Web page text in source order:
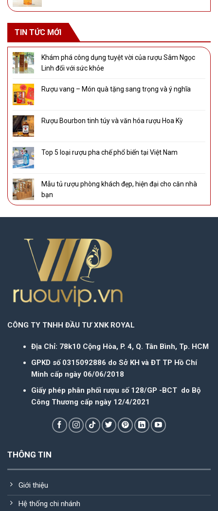
TIN TỨC MỚI
Khám phá công dụng tuyệt vời của rượu Sâm Ngọc
Linh đối với sức khỏe
Rượu vang – Món quà tặng sang trọng và ý nghĩa
Rượu Bourbon tinh túy và văn hóa rượu Hoa Kỳ
Top 5 loại rượu pha chế phổ biến tại Việt Nam
Mẫu tủ rượu phòng khách đẹp, hiện đại cho căn nhà
bạn
CÔNG TY TNHH ĐẦU TƯ XNK ROYAL
Địa Chỉ: 78k10 Cộng Hòa, P. 4, Q. Tân Bình, Tp. HCM
GPKD số 0315092886 do Sở KH và ĐT TP Hồ Chí
Minh cấp ngày 06/06/2018
Giấy phép phân phối rượu số 128/GP -BCT do Bộ
Công Thương cấp ngày 12/4/2021
THÔNG TIN
Giới thiệu
Hệ thống chi nhánh